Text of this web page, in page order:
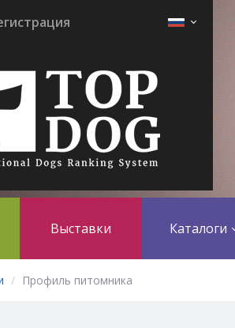
Выставки Каталоги
Профиль питомника